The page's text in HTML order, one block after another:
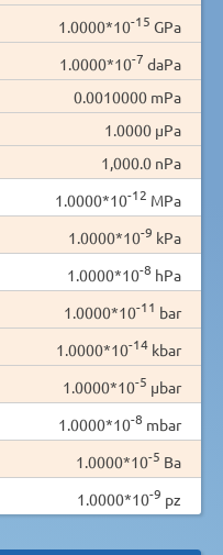
1.0000*10-15 GPa
1.0000*10-7 daPa
0.0010000 mPa
1.0000 µPa
1,000.0 nPa
1.0000*10-12 MPa
1.0000*10-9 kPa
1.0000*10-8 hPa
1.0000*10-11 bar
1.0000*10-14 kbar
1.0000*10-5 µbar
1.0000*10-8 mbar
1.0000*10-5 Ba
1.0000*10-9 pz